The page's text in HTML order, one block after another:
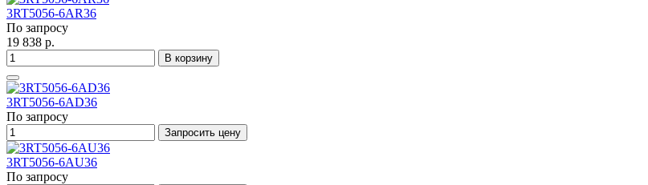
3RT5056-6AR36
По запросу
19 838 р.
В корзину
3RT5056-6AD36
По запросу
Запросить цену
3RT5056-6AU36
По запросу